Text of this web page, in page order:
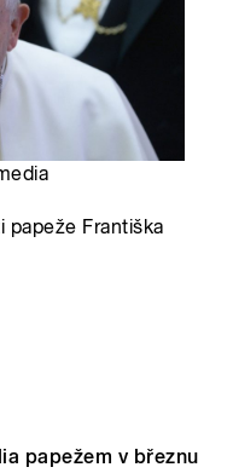
papeže Františka
papežem v březnu